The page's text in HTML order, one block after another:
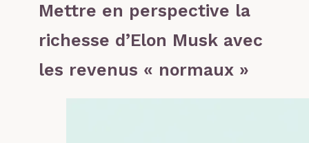
Mettre en perspective la
richesse d’Elon Musk avec
les revenus « normaux »